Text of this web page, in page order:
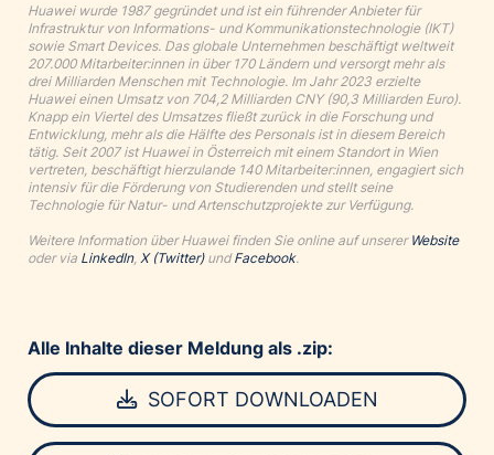
Huawei wurde 1987 gegründet und ist ein führender Anbieter für
Infrastruktur von Informations- und Kommunikationstechnologie (IKT)
sowie Smart Devices. Das globale Unternehmen beschäftigt weltweit
207.000 Mitarbeiter:innen in über 170 Ländern und versorgt mehr als
drei Milliarden Menschen mit Technologie. Im Jahr 2023 erzielte
Huawei einen Umsatz von 704,2 Milliarden CNY (90,3 Milliarden Euro).
Knapp ein Viertel des Umsatzes fließt zurück in die Forschung und
Entwicklung, mehr als die Hälfte des Personals ist in diesem Bereich
tätig. Seit 2007 ist Huawei in Österreich mit einem Standort in Wien
vertreten, beschäftigt hierzulande 140 Mitarbeiter:innen, engagiert sich
intensiv für die Förderung von Studierenden und stellt seine
Technologie für Natur- und Artenschutzprojekte zur Verfügung.
Weitere Information über Huawei finden Sie online auf unserer Website
oder via LinkedIn, X (Twitter)undFacebook.
Alle Inhalte dieser Meldung als .zip:
SOFORT DOWNLOADEN